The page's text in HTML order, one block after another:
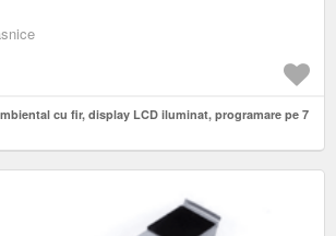
cu fir, display LCD iluminat, programare pe 7